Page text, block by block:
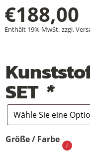
€188,00
Enthält 19% MwSt. zzgl.
SET *
Größe / Farbe
+